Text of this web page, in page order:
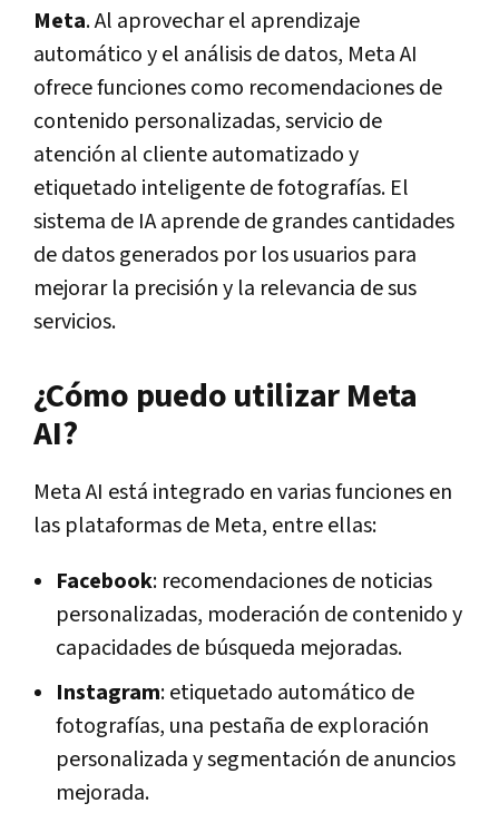
Meta. Al aprovechar el aprendizaje
automático y el análisis de datos, Meta AI
ofrece funciones como recomendaciones de
contenido personalizadas, servicio de
atención al cliente automatizado y
etiquetado inteligente de fotografías. El
sistema de IA aprende de grandes cantidades
de datos generados por los usuarios para
mejorar la precisión y la relevancia de sus
servicios.
¿Cómo puedo utilizar Meta
AI?
Meta AI está integrado en varias funciones en
las plataformas de Meta, entre ellas:
Facebook: recomendaciones de noticias
personalizadas, moderación de contenido y
capacidades de búsqueda mejoradas.
Instagram: etiquetado automático de
fotografías, una pestaña de exploración
personalizada y segmentación de anuncios
mejorada.